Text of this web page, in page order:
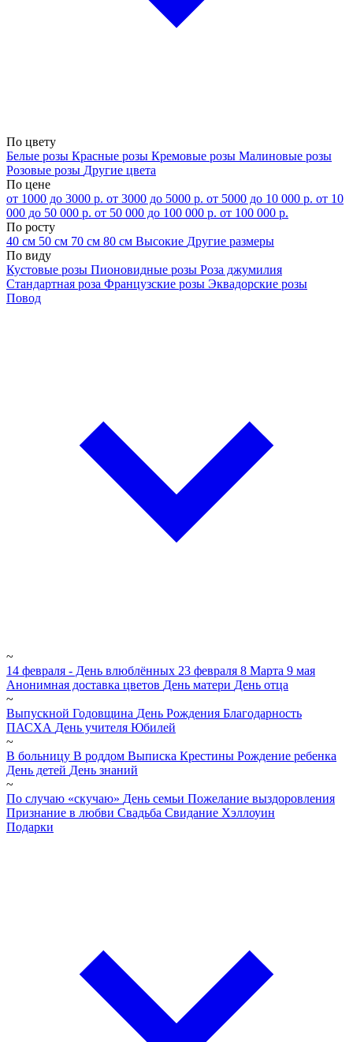
По цвету
Белые розы Красные розы Кремовые розы Малиновые розы
Розовые розы Другие цвета
По цене
от 1000 до 3000 р. от 3000 до 5000 р. от 5000 до 10 000 р. от 10
000 до 50 000 р. от 50 000 до 100 000 р. от 100 000 р.
По росту
40 см 50 см 70 см 80 см Высокие Другие размеры
По виду
Кустовые розы Пионовидные розы Роза джумилия
Стандартная роза Французские розы Эквадорские розы
Повод
~
14 февраля - День влюблённых 23 февраля 8 Марта 9 мая
Анонимная доставка цветов День матери День отца
~
Выпускной Годовщина День Рождения Благодарность
ПАСХА День учителя Юбилей
~
В больницу В роддом Выписка Крестины Рождение ребенка
День детей День знаний
~
По случаю «скучаю» День семьи Пожелание выздоровления
Признание в любви Свадьба Свидание Хэллоуин
Подарки